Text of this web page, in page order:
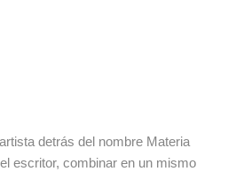
detrás del nombre Materia
escritor, combinar en un mismo